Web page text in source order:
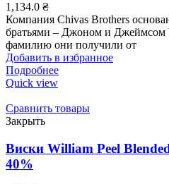
1,134.0 ₴
Компания Chivas Brothers
братьями – Джоном и
фамилию они получили от
Добавить в избранное
Подробнее
Quick view
Сравнить товары
Закрыть
Виски William Peel
40%